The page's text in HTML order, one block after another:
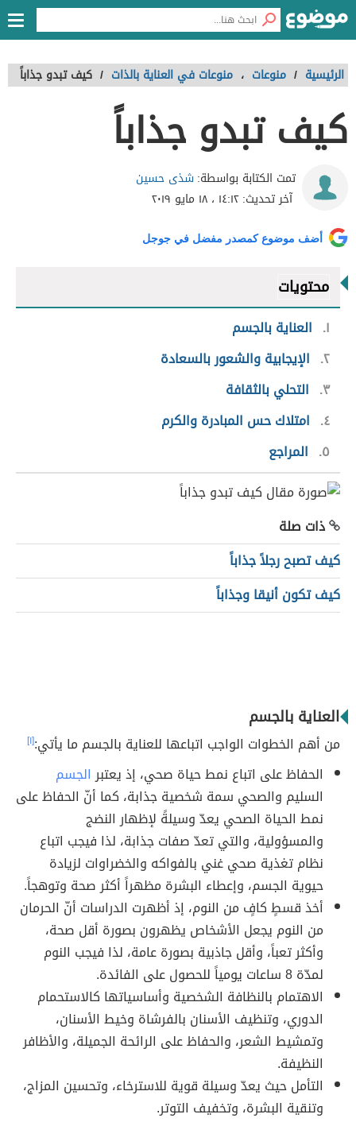
الرئيسية / منوعات ، منوعات في العناية بالذات / كيف تبدو جذاباً
كيف تبدو جذاباً
تمت الكتابة بواسطة:شذى حسين
آخر تحديث:١٤:١٢ ، ١٨ مايو ٢٠١٩
أضف موضوع كمصدر مفضل في جوجل
محتويات
١
العناية بالجسم
٢ الإيجابية والشعور بالسعادة
٣
التحلي بالثقافة
٤
امتلاك حس المبادرة والكرم
٥
المراجع
ذات صلة
كيف تصبح رجلاً جذاباً
كيف تكون أنيقا وجذاباً
العناية بالجسم
من أهم الخطوات الواجب اتباعها للعناية بالجسم ما يأتي:[١]
الحفاظ على اتباع نمط حياة صحي، إذ يعتبرالجسم
السليم والصحي سمة شخصية جذابة، كما أنّ الحفاظ على
نمط الحياة الصحي يعدّ وسيلةً لإظهار النضج
والمسؤولية، والتي تعدّ صفات جذابة، لذا فيجب اتباع
نظام تغذية صحي غني بالفواكه والخضراوات لزيادة
حيوية الجسم، وإعطاء البشرة مظهراً أكثر صحة وتوهجاً.
أخذ قسطٍ كافٍ من النوم، إذ أظهرت الدراسات أنّ الحرمان
من النوم يجعل الأشخاص يظهرون بصورة أقل صحة،
وأكثر تعباً، وأقل جاذبية بصورة عامة، لذا فيجب النوم
لمدّة 8 ساعات يومياً للحصول على الفائدة.
الاهتمام بالنظافة الشخصية وأساسياتها كالاستحمام
الدوري، وتنظيف الأسنان بالفرشاة وخيط الأسنان،
وتمشيط الشعر، والحفاظ على الرائحة الجميلة، والأظافر
النظيفة.
التأمل حيث يعدّ وسيلة قوية للاسترخاء، وتحسين المزاج،
وتنقية البشرة، وتخفيف التوتر.